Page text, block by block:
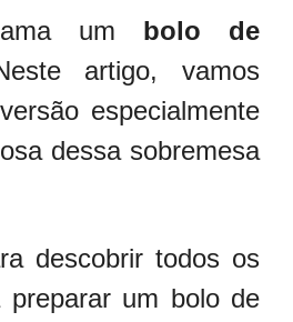
um bolo de
artigo, vamos
especialmente
dessa sobremesa
descobrir todos os
preparar um bolo de